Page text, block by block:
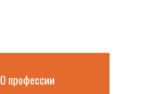
О профессии